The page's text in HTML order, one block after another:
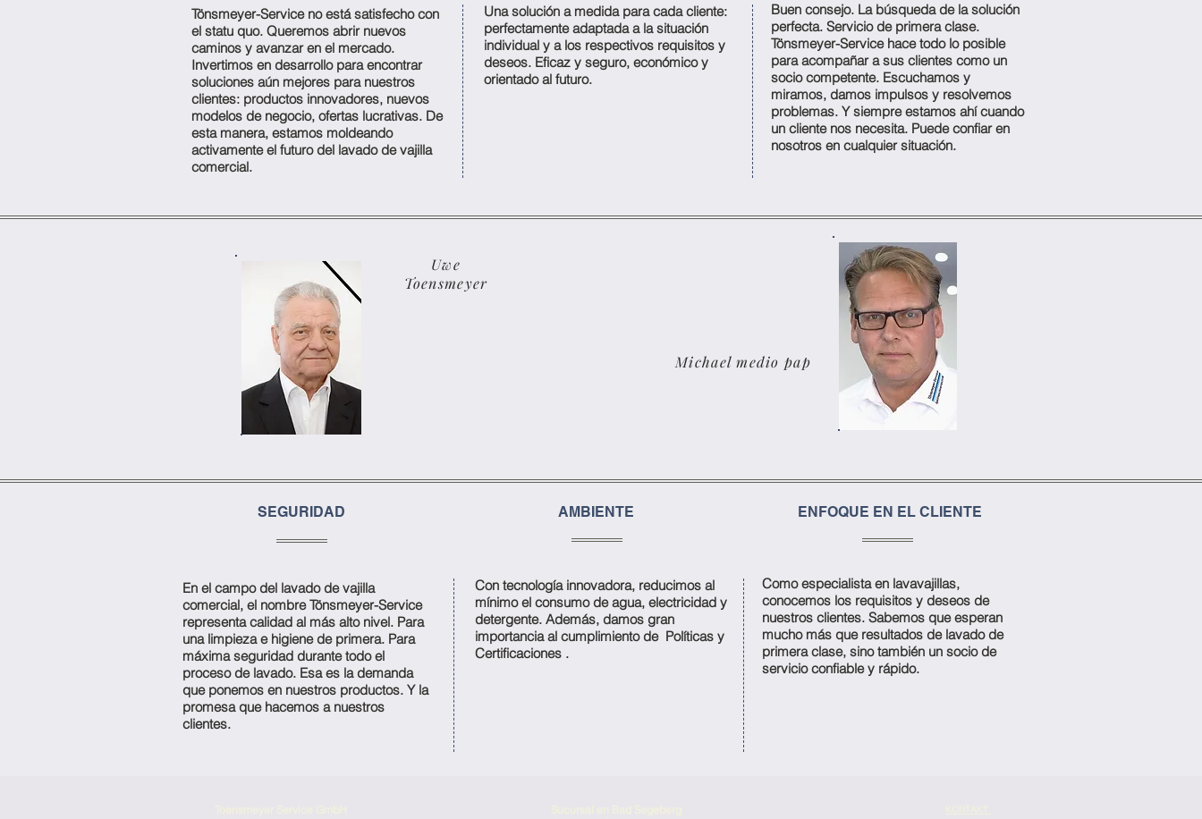
Tönsmeyer-Service no está satisfecho con
el statu quo. Queremos abrir nuevos
caminos y avanzar en el mercado.
Invertimos en desarrollo para encontrar
soluciones aún mejores para nuestros
clientes: productos innovadores, nuevos
modelos de negocio, ofertas lucrativas. De
esta manera, estamos moldeando
activamente el futuro del lavado de vajilla
comercial.
Una solución a medida para cada cliente:
perfectamente adaptada a la situación
individual y a los respectivos requisitos y
deseos. Eficaz y seguro, económico y
orientado al futuro.
Buen consejo. La búsqueda de la solución
perfecta. Servicio de primera clase.
Tönsmeyer-Service hace todo lo posible
para acompañar a sus clientes como un
socio competente. Escuchamos y
miramos, damos impulsos y resolvemos
problemas. Y siempre estamos ahí cuando
un cliente nos necesita. Puede confiar en
nosotros en cualquier situación.
Uwe
Toensmeyer
Michael medio pap
SEGURIDAD AMBIENTE ENFOQUE EN EL CLIENTE
En el campo del lavado de vajilla
comercial, el nombre Tönsmeyer-Service
representa calidad al más alto nivel. Para
una limpieza e higiene de primera. Para
máxima seguridad durante todo el
proceso de lavado. Esa es la demanda
que ponemos en nuestros productos. Y la
promesa que hacemos a nuestros
clientes.
Con tecnología innovadora, reducimos al
mínimo el consumo de agua, electricidad y
detergente. Además, damos gran
importancia al cumplimiento de Políticas y
Certificaciones .
Como especialista en lavavajillas,
conocemos los requisitos y deseos de
nuestros clientes. Sabemos que esperan
mucho más que resultados de lavado de
primera clase, sino también un socio de
servicio confiable y rápido.